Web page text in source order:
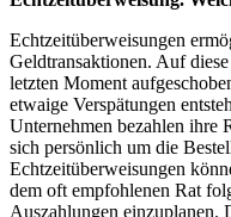
Echtzeitüberweisungen
Geldtransaktionen. Auf
letzten Moment
etwaige Verspätungen
Unternehmen bezahlen ihre
sich persönlich um die
Echtzeitüberweisungen
dem oft empfohlenen Rat
Auszahlungen einzuplanen.